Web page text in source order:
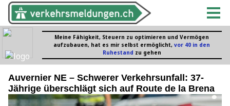
Auvernier NE – Schwerer Verkehrsunfall: 37-
Jährige überschlägt sich auf Route de la Brena